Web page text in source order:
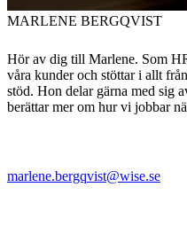
MARLENE BERGQVIST
Hör av dig till Marlene. Som
våra kunder och stöttar i allt
stöd. Hon delar gärna med sig
berättar mer om hur vi jobbar
marlene.bergqvist@wise.se